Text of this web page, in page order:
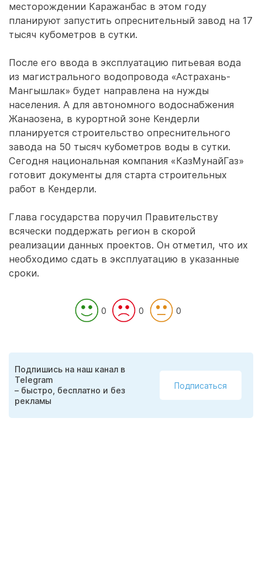
месторождении Каражанбас в этом году
планируют запустить опреснительный завод на 17
тысяч кубометров в сутки.
После его ввода в эксплуатацию питьевая вода
из магистрального водопровода «Астрахань-
Мангышлак» будет направлена на нужды
населения. А для автономного водоснабжения
Жанаозена, в курортной зоне Кендерли
планируется строительство опреснительного
завода на 50 тысяч кубометров воды в сутки.
Сегодня национальная компания «КазМунайГаз»
готовит документы для старта строительных
работ в Кендерли.
Глава государства поручил Правительству
всячески поддержать регион в скорой
реализации данных проектов. Он отметил, что их
необходимо сдать в эксплуатацию в указанные
сроки.
0 0 0
Подпишись на наш канал в
Telegram
– быстро, бесплатно и без
рекламы
Подписаться